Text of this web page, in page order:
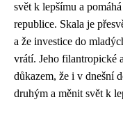
svět k lepšímu a
republice. Skala je
a že investice do
vrátí. Jeho filantropické
důkazem, že i v dnešní
druhým a měnit svět k